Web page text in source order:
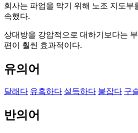
회사는 파업을 막기 위해 노조 지도부
속했다.
상대방을 강압적으로 대하기보다는
편이 훨씬 효과적이다.
유의어
달래다 유혹하다 설득하다 붙잡다 구
반의어